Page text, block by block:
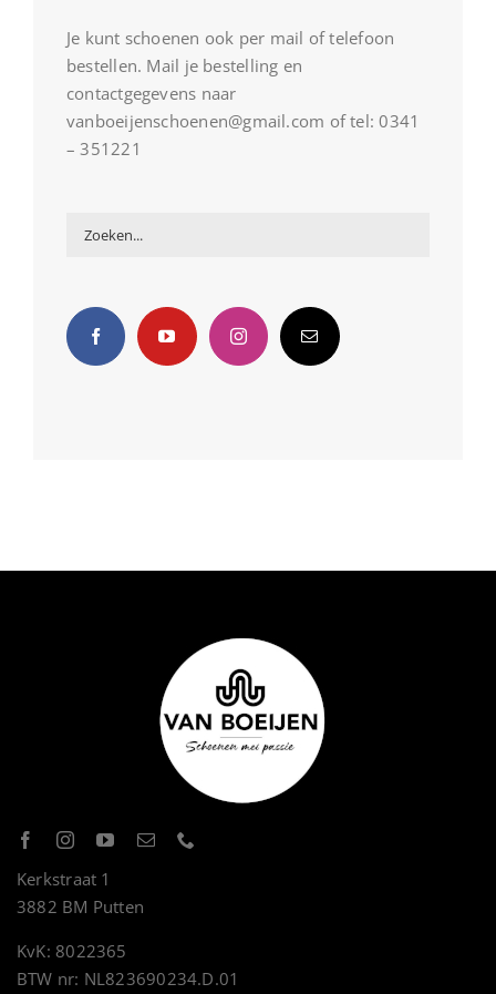
Je kunt schoenen ook per mail of telefoon
bestellen. Mail je bestelling en
contactgegevens naar
vanboeijenschoenen@gmail.com of tel: 0341
– 351221
Kerkstraat 1
3882 BM Putten
KvK: 8022365
BTW nr: NL823690234.D.01